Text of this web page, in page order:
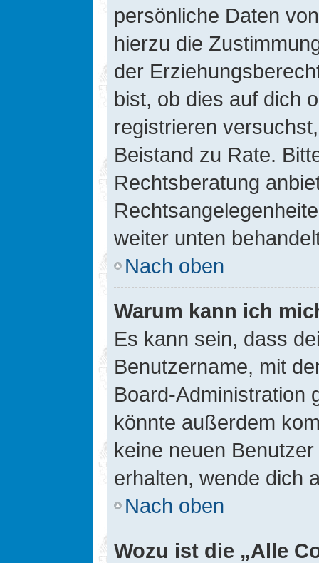
persönliche Daten
hierzu die
der
bist, ob dies auf dich
registrieren
Beistand zu Rate.
Rechtsberatung
weiter unten
Nach oben
Warum kann ich
Es kann sein, dass
Benutzername, mit
Board-Administration
könnte außerdem
keine neuen
erhalten, wende dich
Nach oben
Wozu ist die „Alle